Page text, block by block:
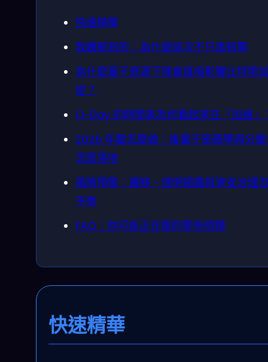
快速精華
我觀察到的：為什麼這次不只是新聞
為什麼量子資源下降會直接影響比特幣
密？
Q-Day 的時間表為何看起來在「加速」
2026 年要怎麼做：後量子密碼學與分
怎麼落地
風險預警：遷移、透明揭露與資安治理
平衡
FAQ：你可能正在搜的那些問題
快速精華